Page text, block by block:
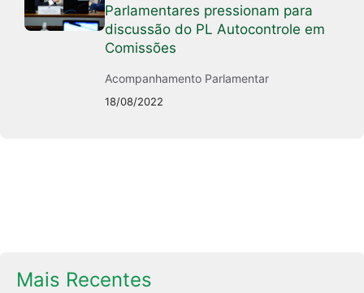
Parlamentares pressionam para
discussão do PL Autocontrole em
Comissões
Acompanhamento Parlamentar
18/08/2022
Mais Recentes